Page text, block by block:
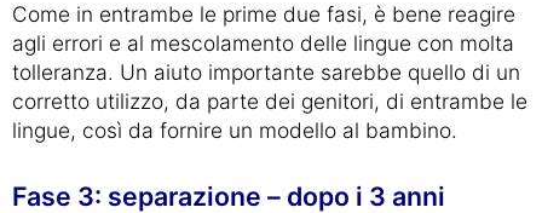
Come in entrambe le prime due fasi, è bene reagire
agli errori e al mescolamento delle lingue con molta
tolleranza. Un aiuto importante sarebbe quello di un
corretto utilizzo, da parte dei genitori, di entrambe le
lingue, così da fornire un modello al bambino.
Fase 3: separazione – dopo i 3 anni